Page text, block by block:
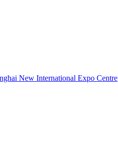
New International Expo Centre